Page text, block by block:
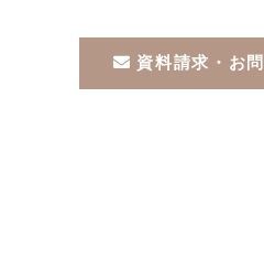
資料請求・お